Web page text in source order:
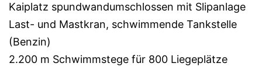
Kaiplatz spundwandumschlossen mit Slipanlage
Last- und Mastkran, schwimmende Tankstelle
(Benzin)
2.200 m Schwimmstege für 800 Liegeplätze